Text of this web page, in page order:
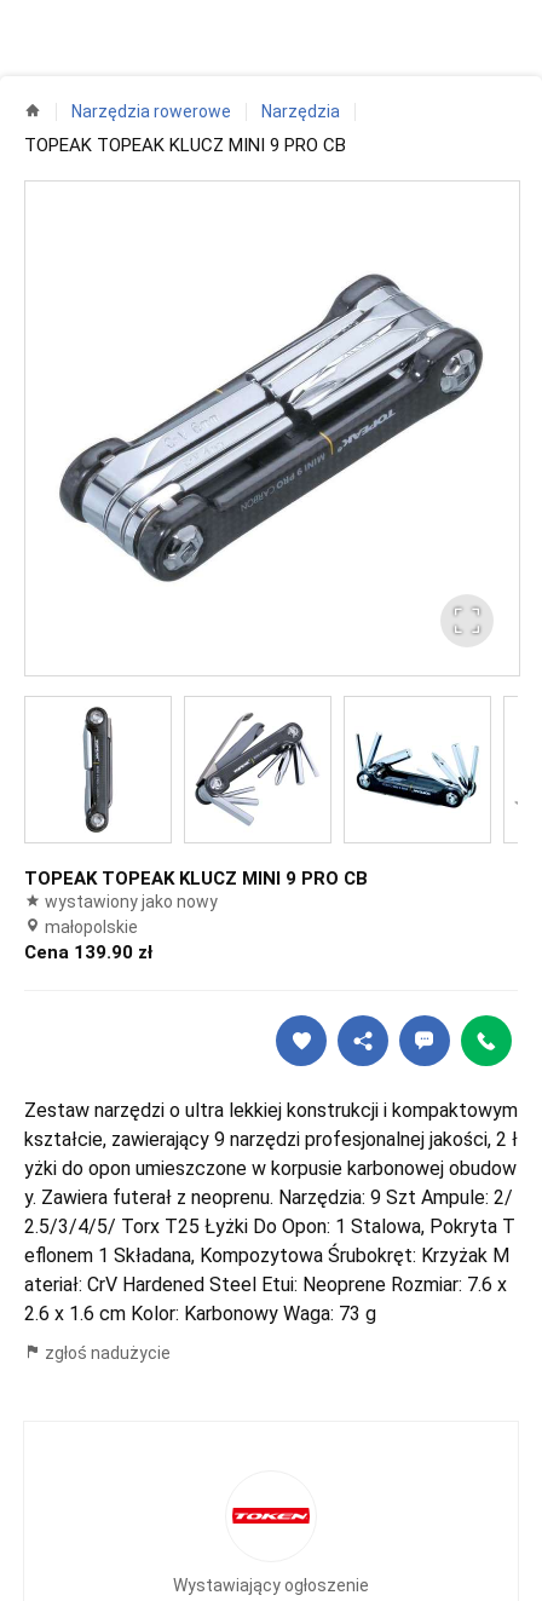
Narzędzia rowerowe Narzędzia
TOPEAK TOPEAK KLUCZ MINI 9 PRO CB
TOPEAK TOPEAK KLUCZ MINI 9 PRO CB
wystawiony jako nowy
małopolskie
Cena 139.90 zł
Zestaw narzędzi o ultra lekkiej konstrukcji i kompaktowym
kształcie, zawierający 9 narzędzi profesjonalnej jakości, 2 ł
yżki do opon umieszczone w korpusie karbonowej obudow
y. Zawiera futerał z neoprenu. Narzędzia: 9 Szt Ampule: 2/
2.5/3/4/5/ Torx T25 Łyżki Do Opon: 1 Stalowa, Pokryta T
eflonem 1 Składana, Kompozytowa Śrubokręt: Krzyżak M
ateriał: CrV Hardened Steel Etui: Neoprene Rozmiar: 7.6 x
2.6 x 1.6 cm Kolor: Karbonowy Waga: 73 g
zgłoś nadużycie
Wystawiający ogłoszenie